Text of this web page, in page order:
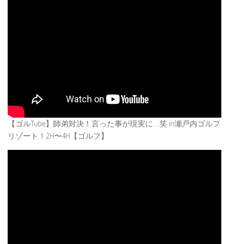
【ゴルTube】師弟対決！言った事が現実に…笑 in瀬戸内ゴルフ
リゾート！2H〜4H【ゴルフ】